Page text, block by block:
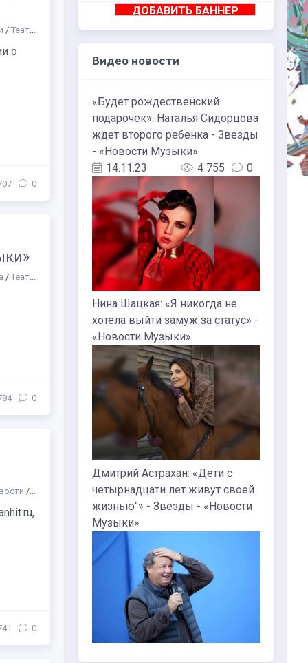
/ Театр /Шоу/Концерты/СТАТЬИ/Другое/Куда сходить /
о
0
/ Театр Другое/Образование СТАТЬИ /Биографии русских
0
/ Праздники Театр/ Жанр/Другое/ Музыка/Пространства
0
ДОБАВИТЬ БАННЕР
Видео новости
«Будет рождественский
подарочек»: Наталья Сидорцова
ждет второго ребенка - Звезды
- «Новости Музыки»
14.11.23
4 755 0
Нина Шацкая: «Я никогда не
хотела выйти замуж за статус» -
«Новости Музыки»
Дмитрий Астрахан: «Дети с
четырнадцати лет живут своей
жизнью"» - Звезды - «Новости
Музыки»